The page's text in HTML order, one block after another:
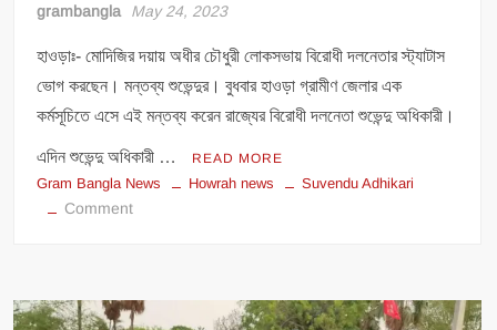
grambangla May 24, 2023
হাওড়াঃ- মোদিজির দয়ায় অধীর চৌধুরী লোকসভায় বিরোধী দলনেতার স্ট্যাটাস
ভোগ করছেন। মন্তব্য শুভেন্দুর। বুধবার হাওড়া গ্রামীণ জেলার এক
কর্মসূচিতে এসে এই মন্তব্য করেন রাজ্যের বিরোধী দলনেতা শুভেন্দু অধিকারী।
এদিন শুভেন্দু অধিকারী … READ MORE
Gram Bangla News Howrah news Suvendu Adhikari
Commenton
বিরোধী